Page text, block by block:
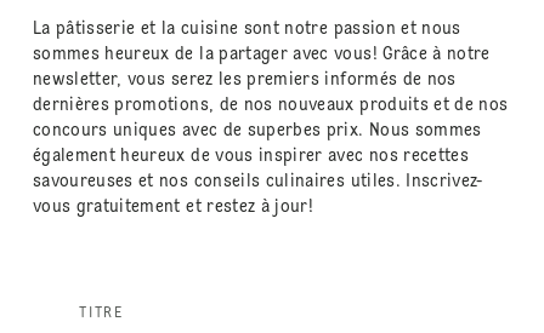
La pâtisserie et la cuisine sont notre passion et nous
sommes heureux de la partager avec vous! Grâce à notre
newsletter, vous serez les premiers informés de nos
dernières promotions, de nos nouveaux produits et de nos
concours uniques avec de superbes prix. Nous sommes
également heureux de vous inspirer avec nos recettes
savoureuses et nos conseils culinaires utiles. Inscrivez-
vous gratuitement et restez à jour!
TITRE